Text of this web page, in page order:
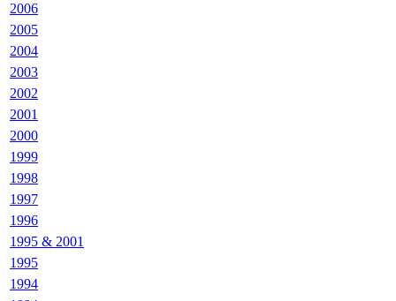
2006
2005
2004
2003
2002
2001
2000
1999
1998
1997
1996
1995 & 2001
1995
1994